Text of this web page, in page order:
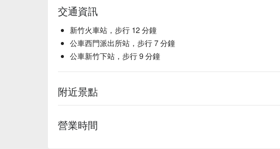
交通資訊
新竹火車站，步行 12 分鐘
公車西門派出所站，步行 7 分鐘
公車新竹下站，步行 9 分鐘
附近景點
營業時間